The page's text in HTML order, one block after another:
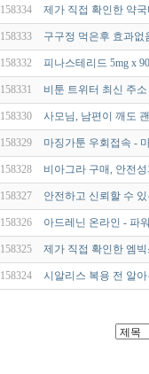
158334 제가 직접 확인한 약
158333 구구정 먹은후 효과
158332 피나스테리드 5mg x
158331 비툰 트위터 최신 주
158330 사모님, 남편이 깨도
158329 마징가툰 우회접속 -
158328 비아그라 구매, 안전
158327 안전하고 신뢰할 수
158326 아드레닌 온라인 - 파
158325 제가 직접 확인한 엠
158324 시알리스 복용 전 알